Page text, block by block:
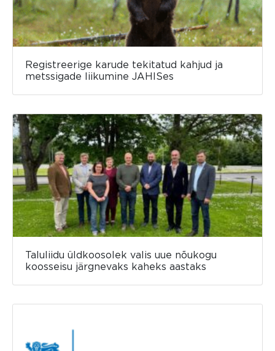
Registreerige karude tekitatud kahjud ja
metssigade liikumine JAHISes
Taluliidu üldkoosolek valis uue nõukogu
koosseisu järgnevaks kaheks aastaks